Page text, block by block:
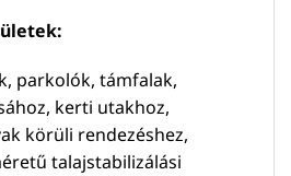
parkolók, támfalak,
kerti utakhoz,
körüli rendezéshez,
talajstabilizálási